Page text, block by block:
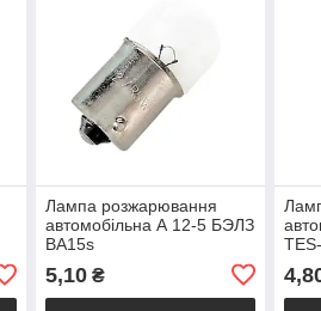
Лампа розжарювання
автомобільна А 12-5 БЭЛЗ
BA15s
5,10₴